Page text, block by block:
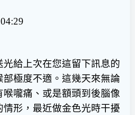
給上次在您這留下訊息的
極度不適。這幾天來無論
嚨痛、或是額頭到後腦像
形，最近做金色光時干擾